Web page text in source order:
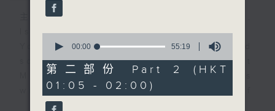
主持人：Host: Leanne Nicholls,
Isaac Droscha, Cleo Leung
You will find many soft pieces and
some Chinese works in Night
Music. Friday and Saturday nights
will begin with two hours of
enjoyable jazz music.
seconds
55
minutes,
19
seconds
00:00 55:19
第二部份 Part 2 (HKT
01:05 - 02:00)